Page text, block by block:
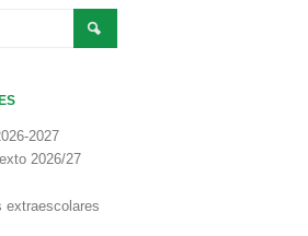
2027
2026/27
extraescolares